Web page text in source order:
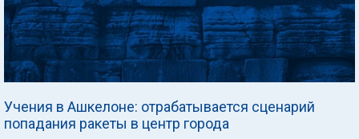
Учения в Ашкелоне: отрабатывается сценарий
попадания ракеты в центр города